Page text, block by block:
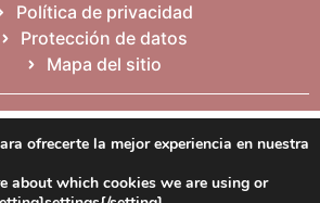
Política de privacidad
Protección de datos
Mapa del sitio
ofrecerte la mejor experiencia en nuestra
about which cookies we are using or
Valencià English